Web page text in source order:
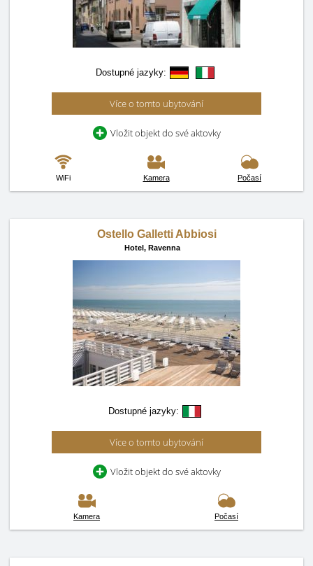
Dostupné jazyky:
Více o tomto ubytování
Vložit objekt do své aktovky
WiFi Kamera Počasí
Ostello Galletti Abbiosi
Hotel, Ravenna
Dostupné jazyky:
Více o tomto ubytování
Vložit objekt do své aktovky
Kamera Počasí